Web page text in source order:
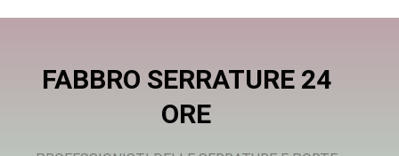
FABBRO SERRATURE 24
ORE